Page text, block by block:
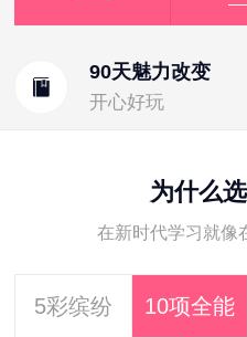
90天魅力改变
开心好玩
为什么
在新时代学习就像
5彩缤纷 10项全能